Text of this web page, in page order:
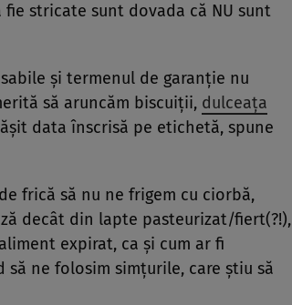
stricate sunt dovada că NU sunt
și termenul de garanție nu
să aruncăm biscuiții, dulceața
data înscrisă pe etichetă, spune
frică să nu ne frigem cu ciorbă,
decât din lapte pasteurizat/fiert(?!),
expirat, ca și cum ar fi
ne folosim simțurile, care știu să